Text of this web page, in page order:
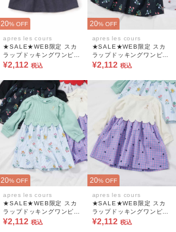
20% OFF
apres les cours
★SALE★WEB限定 スカ
ラップドッキングワンピー
ス
¥2,112 税込
20% OFF
apres les cours
★SALE★WEB限定 スカ
ラップドッキングワンピー
ス
¥2,112 税込
20% OFF
apres les cours
★SALE★WEB限定 スカ
ラップドッキングワンピー
ス
¥2,112 税込
20% OFF
apres les cours
★SALE★WEB限定 スカ
ラップドッキングワンピー
ス
¥2,112 税込